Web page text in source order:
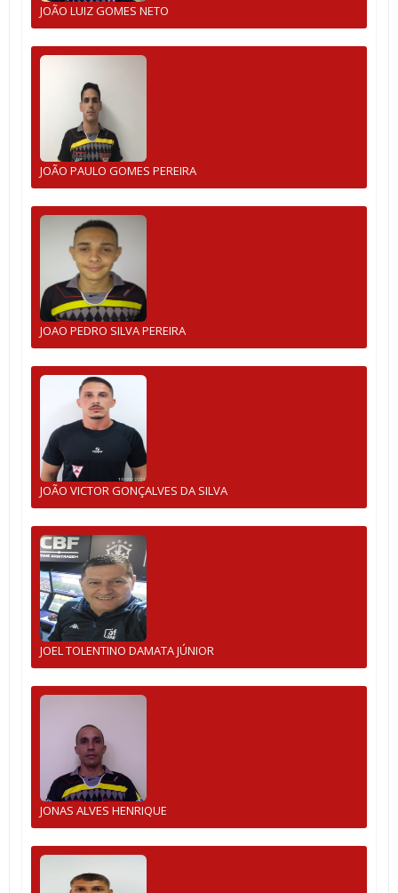
JOÃO LUIZ GOMES NETO
JOÃO PAULO GOMES PEREIRA
JOAO PEDRO SILVA PEREIRA
JOÃO VICTOR GONÇALVES DA SILVA
JOEL TOLENTINO DAMATA JÚNIOR
JONAS ALVES HENRIQUE